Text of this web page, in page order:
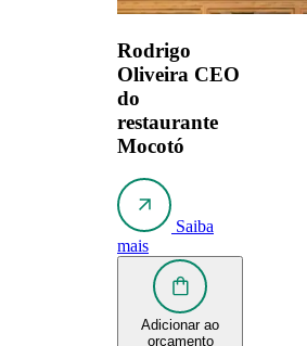
Rodrigo
Oliveira CEO
do
restaurante
Mocotó
Saiba
mais
Adicionar ao
orçamento